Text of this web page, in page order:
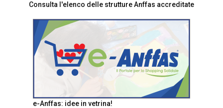
Consulta l'elenco delle strutture Anffas accreditate
e-Anffas: idee in vetrina!